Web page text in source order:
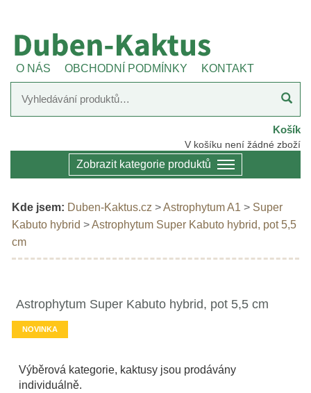
O NÁS OBCHODNÍ PODMÍNKY KONTAKT
Košík
V košíku není žádné zboží
Zobrazit kategorie produktů
Kde jsem: Duben-Kaktus.cz >Astrophytum A1 > Super
Kabuto hybrid >Astrophytum Super Kabuto hybrid, pot 5,5
cm
Astrophytum Super Kabuto hybrid, pot 5,5 cm
NOVINKA
Výběrová kategorie, kaktusy jsou prodávány
individuálně.